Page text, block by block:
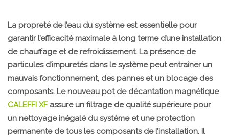
La propreté de l’eau du système est essentielle pour
garantir l’efficacité maximale à long terme d’une installation
de chauffage et de refroidissement. La présence de
particules d’impuretés dans le système peut entraîner un
mauvais fonctionnement, des pannes et un blocage des
composants. Le nouveau pot de décantation magnétique
CALEFFI XFassure un filtrage de qualité supérieure pour
un nettoyage inégalé du système et une protection
permanente de tous les composants de l’installation. Il